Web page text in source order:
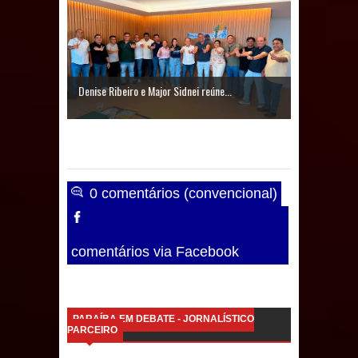
evento de saúde pública do planeta
com foco na qualificação dos
serviços do SUS
MULUNGU: Servidora revela
Rosângela e afirma que
parcelamentos são referentes a
Denise Ribeiro e Major Sidnei reúne...
0 comentários (convencional)
comentários via Facebook
PARAÍBA EM DEBATE - JORNALÍSTICO
PARCEIRO